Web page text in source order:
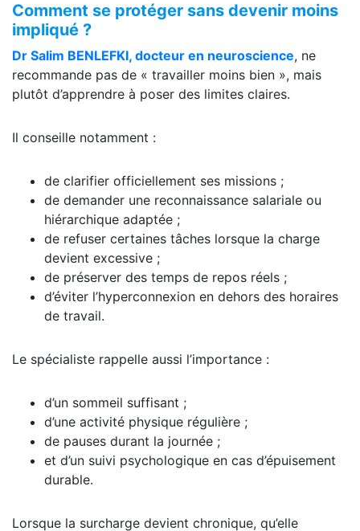
Comment se protéger sans devenir moins
impliqué ?
Dr Salim BENLEFKI, docteur en neuroscience, ne
recommande pas de « travailler moins bien », mais
plutôt d’apprendre à poser des limites claires.
Il conseille notamment :
de clarifier officiellement ses missions ;
de demander une reconnaissance salariale ou
hiérarchique adaptée ;
de refuser certaines tâches lorsque la charge
devient excessive ;
de préserver des temps de repos réels ;
d’éviter l’hyperconnexion en dehors des horaires
de travail.
Le spécialiste rappelle aussi l’importance :
d’un sommeil suffisant ;
d’une activité physique régulière ;
de pauses durant la journée ;
et d’un suivi psychologique en cas d’épuisement
durable.
Lorsque la surcharge devient chronique, qu’elle